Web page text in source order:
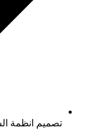
تصميم انظمة